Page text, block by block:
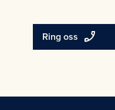
Ring oss phone_enabled